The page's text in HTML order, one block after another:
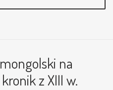
na
z XIII w.